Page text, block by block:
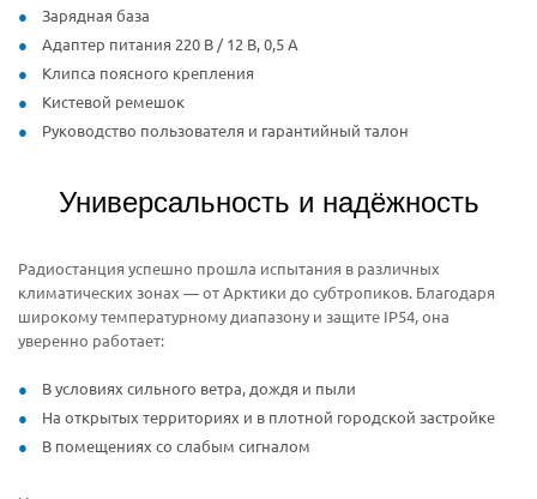
Зарядная база
Адаптер питания 220 В / 12 В, 0,5 А
Клипса поясного крепления
Кистевой ремешок
Руководство пользователя и гарантийный талон
Универсальность и надёжность
Радиостанция успешно прошла испытания в различных
климатических зонах — от Арктики до субтропиков. Благодаря
широкому температурному диапазону и защите IP54, она
уверенно работает:
В условиях сильного ветра, дождя и пыли
На открытых территориях и в плотной городской застройке
В помещениях со слабым сигналом